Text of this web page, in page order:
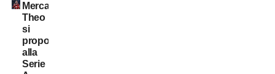
Mercato:
Theo
si
propone
alla
Serie